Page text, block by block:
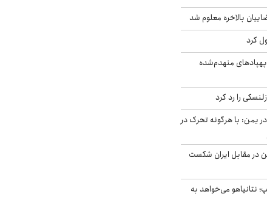
بالاخره معلوم شد
کرد
منهدم‌شده
را رد کرد
یمن: با هرگونه تحرک در
در مقابل ایران شکست
نتانیاهو می‌خواهد به